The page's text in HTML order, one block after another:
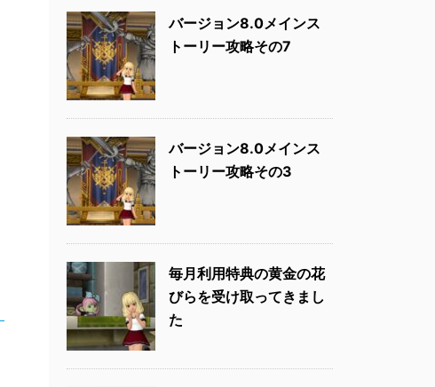
バージョン8.0メインス
トーリー攻略その7
バージョン8.0メインス
トーリー攻略その3
毎月利用特典の黄金の花
びらを受け取ってきまし
た